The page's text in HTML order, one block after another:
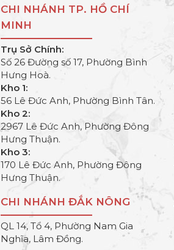
CHI NHÁNH TP. HỒ CHÍ
MINH
Trụ Sở Chính:
Số 26 Đường số 17, Phường Bình
Hưng Hoà.
Kho 1:
56 Lê Đức Anh, Phường Bình Tân.
Kho 2:
2967 Lê Đức Anh, Phường Đông
Hưng Thuận.
Kho 3:
170 Lê Đức Anh, Phường Đông
Hưng Thuận.
CHI NHÁNH ĐẮK NÔNG
QL 14, Tổ 4, Phường Nam Gia
Nghĩa, Lâm Đồng.